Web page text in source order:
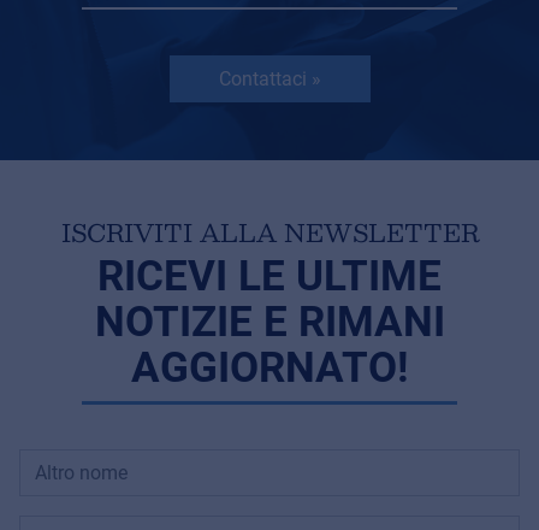
Contattaci »
ISCRIVITI ALLA NEWSLETTER
RICEVI LE ULTIME
NOTIZIE E RIMANI
AGGIORNATO!